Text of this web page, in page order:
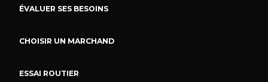
ÉVALUER SES BESOINS
CHOISIR UN MARCHAND
ESSAI ROUTIER